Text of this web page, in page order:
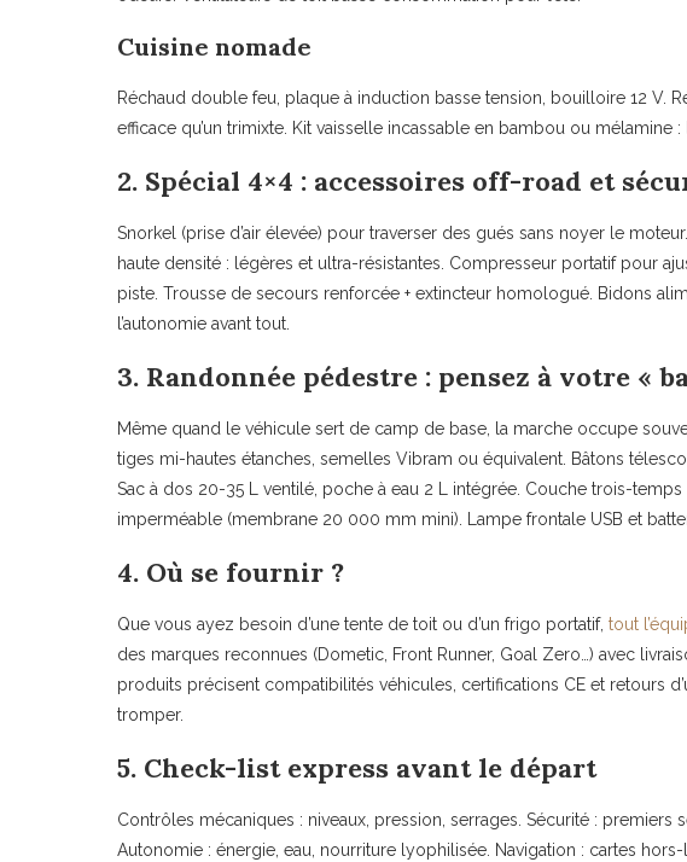
Cuisine nomade
Réchaud double feu, plaque à induction basse tension, bouilloire 12 V.
efficace qu’un trimixte. Kit vaisselle incassable en bambou ou mélamine
2. Spécial 4×4 : accessoires off-road et
Snorkel (prise d’air élevée) pour traverser des gués sans noyer le
haute densité : légères et ultra-résistantes. Compresseur portatif pour
piste. Trousse de secours renforcée + extincteur homologué. Bidons
l’autonomie avant tout.
3. Randonnée pédestre : pensez à votre «
Même quand le véhicule sert de camp de base, la marche occupe
tiges mi-hautes étanches, semelles Vibram ou équivalent. Bâtons
Sac à dos 20-35 L ventilé, poche à eau 2 L intégrée. Couche trois-
imperméable (membrane 20 000 mm mini). Lampe frontale USB et
4. Où se fournir ?
Que vous ayez besoin d’une tente de toit ou d’un frigo portatif, tout
des marques reconnues (Dometic, Front Runner, Goal Zero…) avec
produits précisent compatibilités véhicules, certifications CE et retours
tromper.
5. Check-list express avant le départ
Contrôles mécaniques : niveaux, pression, serrages. Sécurité : premiers
Autonomie : énergie, eau, nourriture lyophilisée. Navigation : cartes